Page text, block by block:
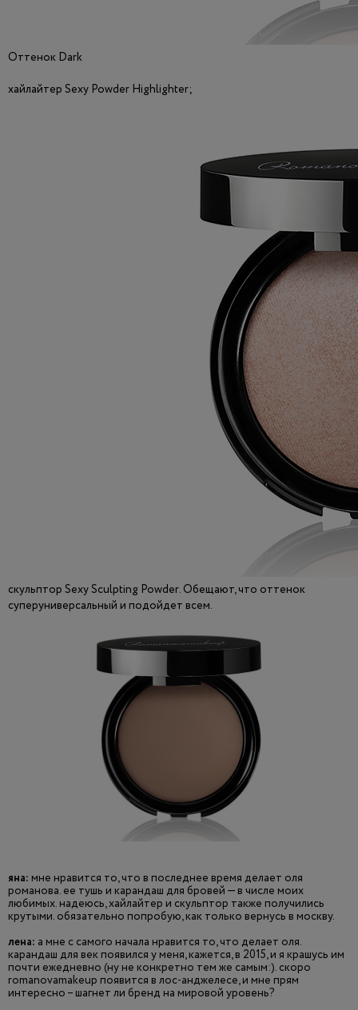
Оттенок Dark
хайлайтер Sexy Powder Highlighter;
скульптор Sexy Sculpting Powder. Обещают, что оттенок
суперуниверсальный и подойдет всем.
яна: мне нравится то, что в последнее время делает оля
романова. ее тушь и карандаш для бровей — в числе моих
любимых. надеюсь, хайлайтер и скульптор также получились
крутыми. обязательно попробую, как только вернусь в москву.
лена: а мне с самого начала нравится то, что делает оля.
карандаш для век появился у меня, кажется, в 2015, и я крашусь им
почти ежедневно (ну не конкретно тем же самым:). скоро
romanovamakeup появится в лос-анджелесе, и мне прям
интересно – шагнет ли бренд на мировой уровень?